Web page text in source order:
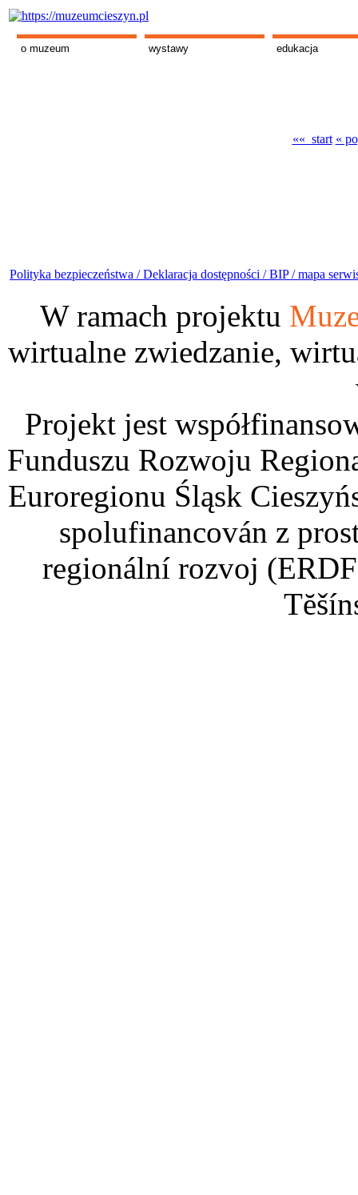
o muzeum wystawy edukacja
«« start «
Polityka bezpieczeństwa /Deklaracja dostępności /BIP /mapa
W ramach projektu
wirtualne zwiedzanie,
Projekt jest
Funduszu Rozwoju
Euroregionu Śląsk
spolufinancován z
regionální rozvoj